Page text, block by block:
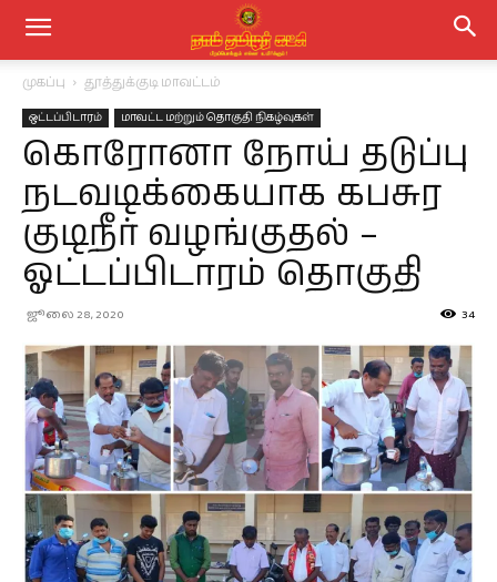
முகப்பு தூத்துக்குடி மாவட்டம்
ஒட்டப்பிடாரம் மாவட்ட மற்றும் தொகுதி நிகழ்வுகள்
கொரோனா நோய் தடுப்பு
நடவடிக்கையாக கபசுர
குடிநீர் வழங்குதல் –
ஓட்டப்பிடாரம் தொகுதி
ஜூலை 28, 2020 34